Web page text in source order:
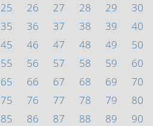
25 26 27 28 29
30
35 36 37 38 39
40
45 46 47 48 49
50
55 56 57 58 59
60
65 66 67 68 69
70
75 76 77 78 79
80
85 86 87 88 89
90